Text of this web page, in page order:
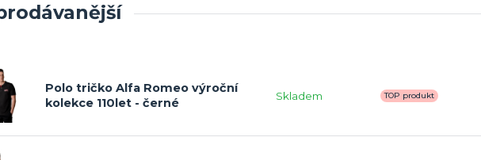
Polo tričko Alfa Romeo výroční
kolekce 110let - černé
Skladem TOP produkt